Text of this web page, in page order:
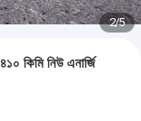
2/5
কিমি নিউ এনার্জি